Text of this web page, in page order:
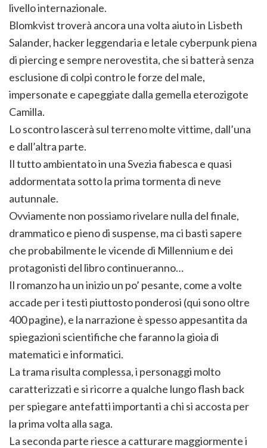
livello internazionale.
Blomkvist troverà ancora una volta aiuto in Lisbeth
Salander, hacker leggendaria e letale cyberpunk piena
di piercing e sempre nerovestita, che si batterà senza
esclusione di colpi contro le forze del male,
impersonate e capeggiate dalla gemella eterozigote
Camilla.
Lo scontro lascerà sul terreno molte vittime, dall’una
e dall’altra parte.
Il tutto ambientato in una Svezia fiabesca e quasi
addormentata sotto la prima tormenta di neve
autunnale.
Ovviamente non possiamo rivelare nulla del finale,
drammatico e pieno di suspense, ma ci basti sapere
che probabilmente le vicende di Millennium e dei
protagonisti del libro continueranno…
Il romanzo ha un inizio un po’ pesante, come a volte
accade per i testi piuttosto ponderosi (qui sono oltre
400 pagine), e la narrazione è spesso appesantita da
spiegazioni scientifiche che faranno la gioia di
matematici e informatici.
La trama risulta complessa, i personaggi molto
caratterizzati e si ricorre a qualche lungo flash back
per spiegare antefatti importanti a chi si accosta per
la prima volta alla saga.
La seconda parte riesce a catturare maggiormente i